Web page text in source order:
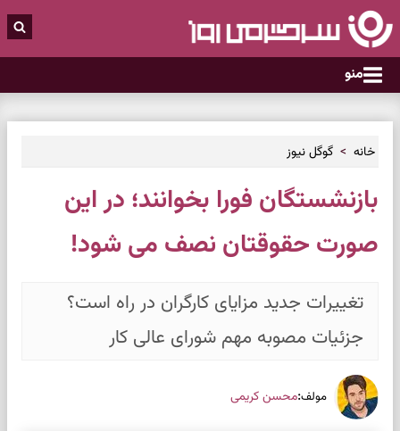
منو
خانه گوگل نیوز
بازنشستگان فورا بخوانند؛ در این
صورت حقوقتان نصف می شود!
تغییرات جدید مزایای کارگران در راه است؟
جزئیات مصوبه مهم شورای عالی کار
مولف:محسن کریمی